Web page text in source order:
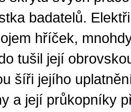
badatelů.
hříček,
tušil její
šíři jejího
a její průkopníky